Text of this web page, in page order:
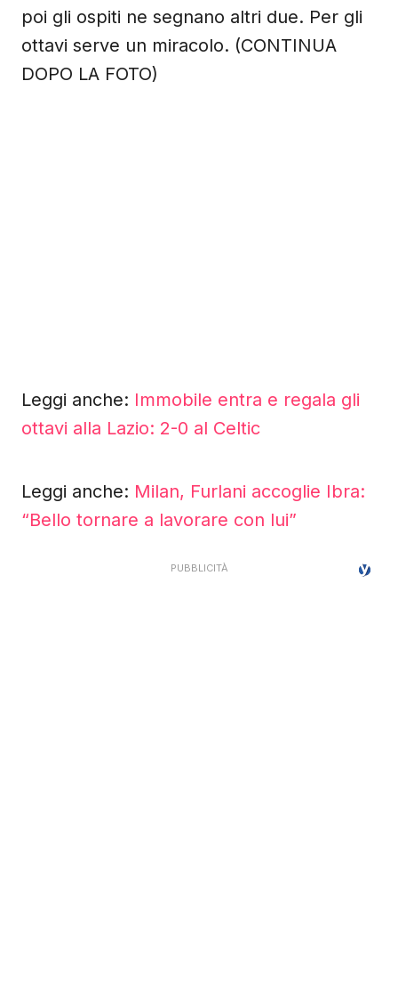
poi gli ospiti ne segnano altri due. Per gli
ottavi serve un miracolo. (CONTINUA
DOPO LA FOTO)
Leggi anche: Immobile entra e regala gli
ottavi alla Lazio: 2-0 al Celtic
Leggi anche: Milan, Furlani accoglie Ibra:
“Bello tornare a lavorare con lui”